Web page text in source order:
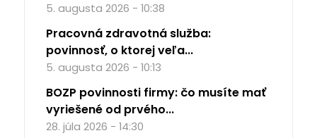
5. augusta 2026 - 10:38
Pracovná zdravotná služba:
povinnosť, o ktorej veľa...
5. augusta 2026 - 10:13
BOZP povinnosti firmy: čo musíte mať
vyriešené od prvého...
28. júla 2026 - 14:30